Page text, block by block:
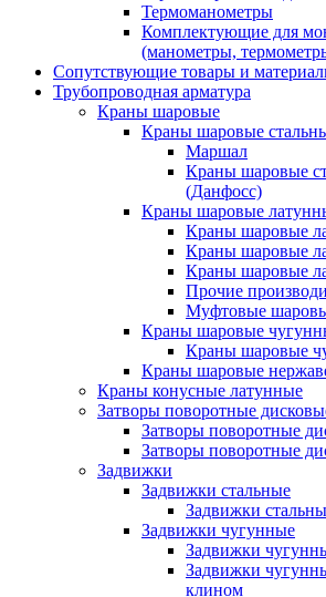
Термоманометры
Комплектующие для
(манометры,
Сопутствующие товары и
Трубопроводная арматура
Краны шаровые
Краны шаровые
Маршал
Краны шаровые
(Данфосс)
Краны шаровые
Краны шаровые
Краны шаровые
Краны шаровые
Прочие
Муфтовые
Краны шаровые
Краны шаровые
Краны шаровые
Краны конусные латунные
Затворы поворотные
Затворы поворотные
Затворы поворотные
Задвижки
Задвижки стальные
Задвижки
Задвижки чугунные
Задвижки
Задвижки
клином